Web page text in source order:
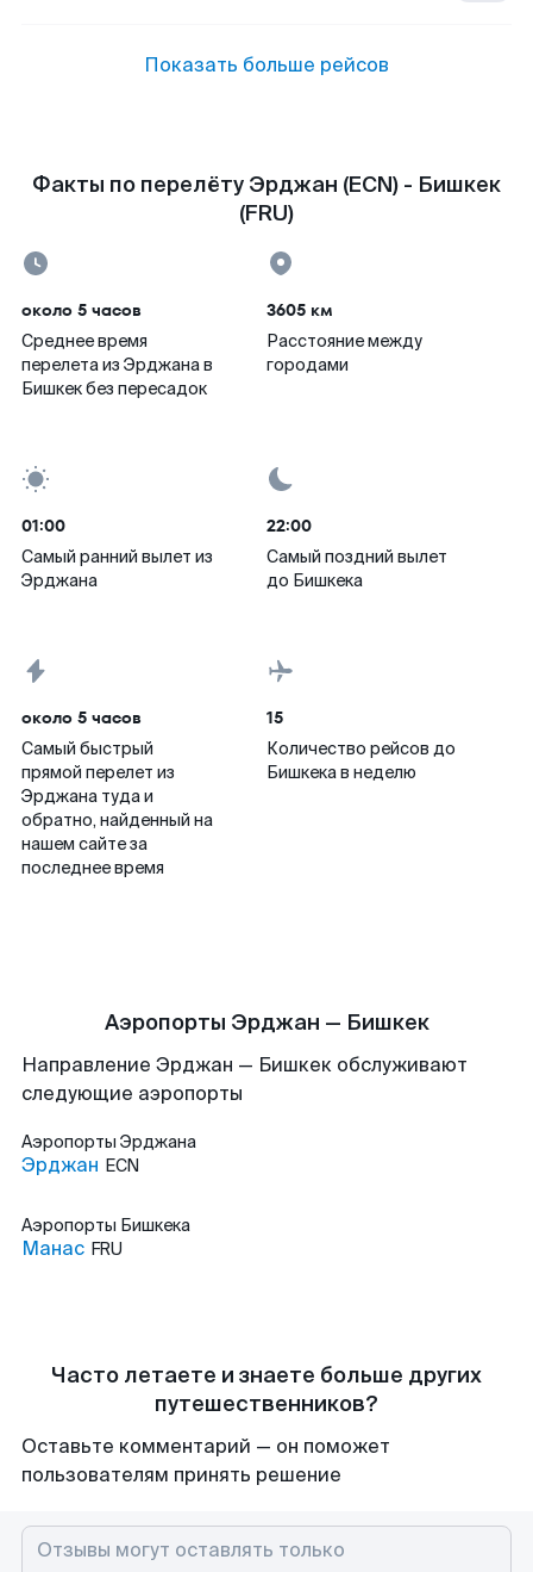
Показать больше рейсов
Факты по перелёту Эрджан (ECN) - Бишкек
(FRU)
около 5 часов
Среднее время
перелета из Эрджана в
Бишкек без пересадок
3605 км
Расстояние между
городами
01:00
Самый ранний вылет из
Эрджана
22:00
Самый поздний вылет
до Бишкека
около 5 часов
Самый быстрый
прямой перелет из
Эрджана туда и
обратно, найденный на
нашем сайте за
последнее время
15
Количество рейсов до
Бишкека в неделю
Аэропорты Эрджан — Бишкек
Направление Эрджан — Бишкек обслуживают
следующие аэропорты
Аэропорты Эрджана
Эрджан ECN
Аэропорты Бишкека
Манас FRU
Часто летаете и знаете больше других
путешественников?
Оставьте комментарий — он поможет
пользователям принять решение